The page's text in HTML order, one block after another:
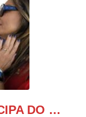
GONZAGA PATRIOTA PARTICIPA DO DESFILE DA INDEPENDÊNCIA NO PALANQUE DA PRESIDÊNCIA DA REPÚBLICA E É ABRAÇADO POR LULA E POR GERALDO ALCKMIN.